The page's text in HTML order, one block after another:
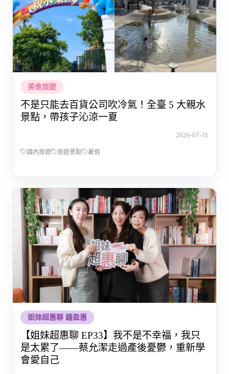
美食旅遊
不是只能去百貨公司吹冷氣！全臺 5 大親水
景點，帶孩子沁涼一夏
2026-07-31
國內旅遊 旅遊景點 暑假
姐妹超惠聊 鐘盈惠
【姐妹超惠聊 EP33】我不是不幸福，我只
是太累了——蔡允潔走過產後憂鬱，重新學
會愛自己